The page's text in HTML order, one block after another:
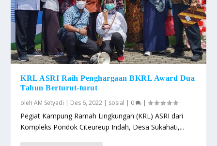
KRL ASRI Raih Penghargaan BKRL Award Dua
Tahun Berturut-turut
olehAM Setyadi | Des 6, 2022 | sosial | 0 |
Pegiat Kampung Ramah Lingkungan (KRL) ASRI dari
Kompleks Pondok Citeureup Indah, Desa Sukahati,...